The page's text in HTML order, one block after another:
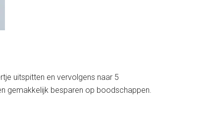
uitspitten en vervolgens naar 5
gemakkelijk besparen op boodschappen.